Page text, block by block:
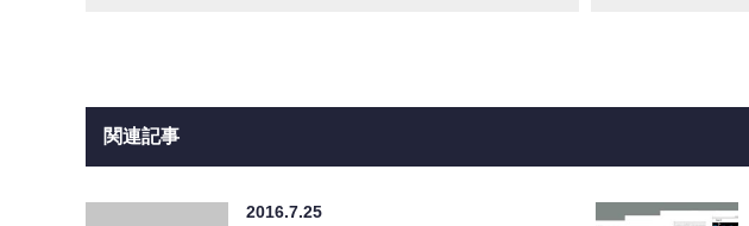
関連記事
2016.7.25